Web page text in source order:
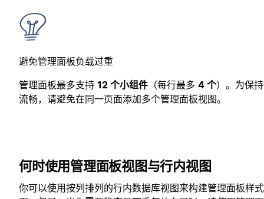
避免管理面板负载过重
管理面板最多支持 12 个小组件 （每行最多 4 个）。为保
流畅，请避免在同一页面添加多个管理面板视图。
何时使用管理面板视图与行内视图
你可以使用按列排列的行内数据库视图来构建管理面板样